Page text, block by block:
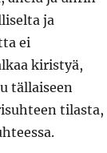
ja
ei
kiristyä,
tällaiseen
tilasta,